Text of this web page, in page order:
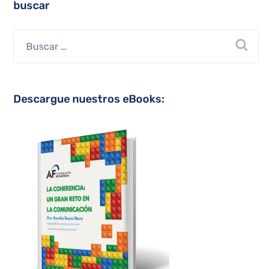
buscar
Descargue nuestros eBooks: